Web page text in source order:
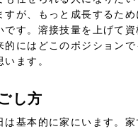
すが、もっと成長するため
です。溶接技量を上げて資
的にはどこのポジションで
ます。
し方
は基本的に家にいます。家